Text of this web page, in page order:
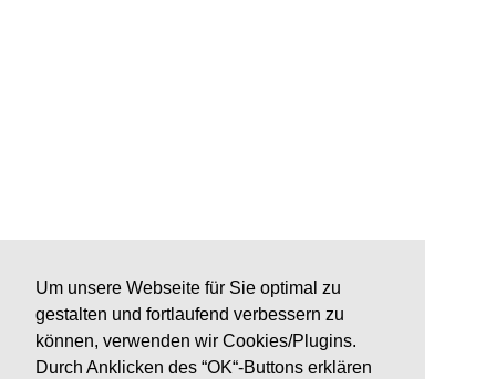
Um unsere Webseite für Sie optimal zu
gestalten und fortlaufend verbessern zu
können, verwenden wir Cookies/Plugins.
Durch Anklicken des “OK“-Buttons erklären